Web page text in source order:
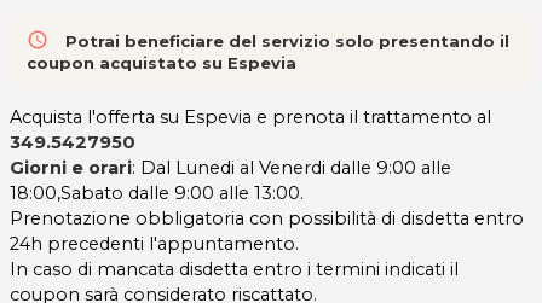
access_time
Potrai beneficiare del servizio solo presentando il
coupon acquistato su Espevia
Acquista l'offerta su Espevia e prenota il trattamento al
349.5427950
Giorni e orari: Dal Lunedi al Venerdi dalle 9:00 alle
18:00,Sabato dalle 9:00 alle 13:00.
Prenotazione obbligatoria con possibilità di disdetta entro
24h precedenti l'appuntamento.
In caso di mancata disdetta entro i termini indicati il
coupon sarà considerato riscattato.